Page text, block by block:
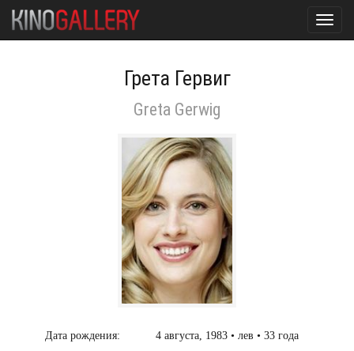
Грета Гервиг
Greta Gerwig
Дата рождения: 4 августа, 1983 • лев • 33 года